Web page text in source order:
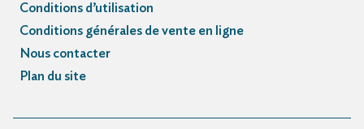
Conditions d’utilisation
Conditions générales de vente en ligne
Nous contacter
Plan du site